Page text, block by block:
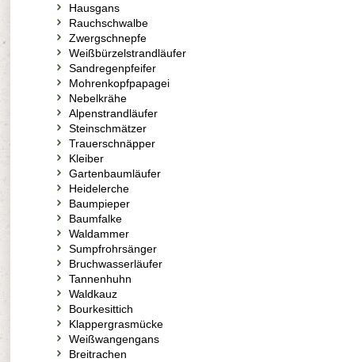
Hausgans
Rauchschwalbe
Zwergschnepfe
Weißbürzelstrandläufer
Sandregenpfeifer
Mohrenkopfpapagei
Nebelkrähe
Alpenstrandläufer
Steinschmätzer
Trauerschnäpper
Kleiber
Gartenbaumläufer
Heidelerche
Baumpieper
Baumfalke
Waldammer
Sumpfrohrsänger
Bruchwasserläufer
Tannenhuhn
Waldkauz
Bourkesittich
Klappergrasmücke
Weißwangengans
Breitrachen